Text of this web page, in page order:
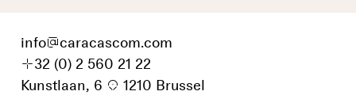
info@caracascom.com
+32 (0) 2 560 21 22
Kunstlaan, 6 p 1210 Brussel